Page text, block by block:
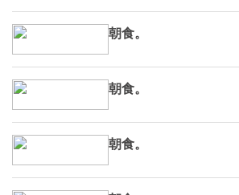
朝食。
朝食。
朝食。